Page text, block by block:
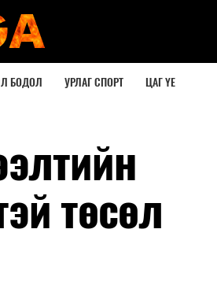
БОДОЛ УРЛАГ СПОРТ ЦАГ ҮЕ
төсөл